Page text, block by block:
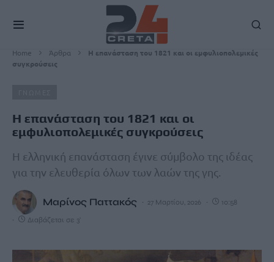
Home Άρθρα
Η επανάσταση του 1821 και οι εμφυλιοπολεμικές
συγκρούσεις
Η επανάσταση του 1821 και οι
εμφυλιοπολεμικές συγκρούσεις
Η ελληνική επανάσταση έγινε σύμβολο της ιδέας
για την ελευθερία όλων των λαών της γης.
Μαρίνος Παττακός 27 Μαρτίου, 2026 10:58
Διαβάζεται σε 3'